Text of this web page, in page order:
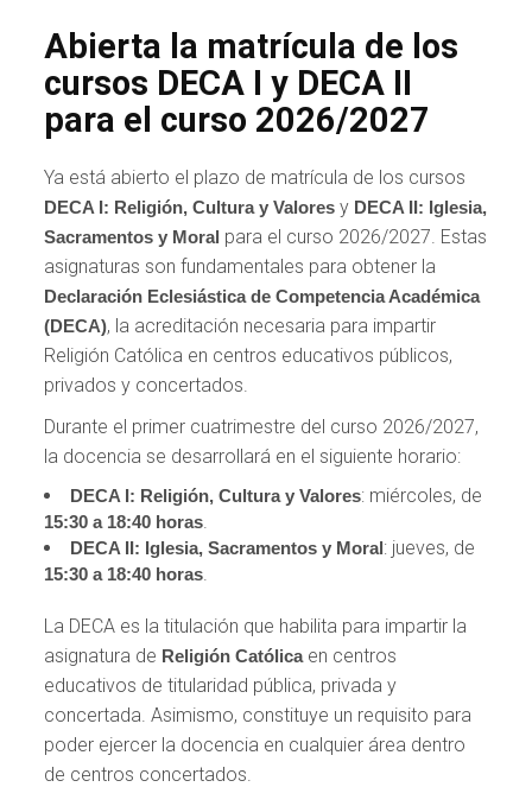
Abierta la matrícula de los
cursos DECA I y DECA II
para el curso 2026/2027
Ya está abierto el plazo de matrícula de los cursos
DECA I: Religión, Cultura y Valores y DECA II: Iglesia,
Sacramentos y Moral para el curso 2026/2027. Estas
asignaturas son fundamentales para obtener la
Declaración Eclesiástica de Competencia Académica
(DECA), la acreditación necesaria para impartir
Religión Católica en centros educativos públicos,
privados y concertados.
Durante el primer cuatrimestre del curso 2026/2027,
la docencia se desarrollará en el siguiente horario:
DECA I: Religión, Cultura y Valores: miércoles, de
15:30 a 18:40 horas
DECA II: Iglesia, Sacramentos y Moral: jueves, de
15:30 a 18:40 horas
La DECA es la titulación que habilita para impartir la
asignatura de Religión Católicaen centros
educativos de titularidad pública, privada y
concertada. Asimismo, constituye un requisito para
poder ejercer la docencia en cualquier área dentro
de centros concertados.